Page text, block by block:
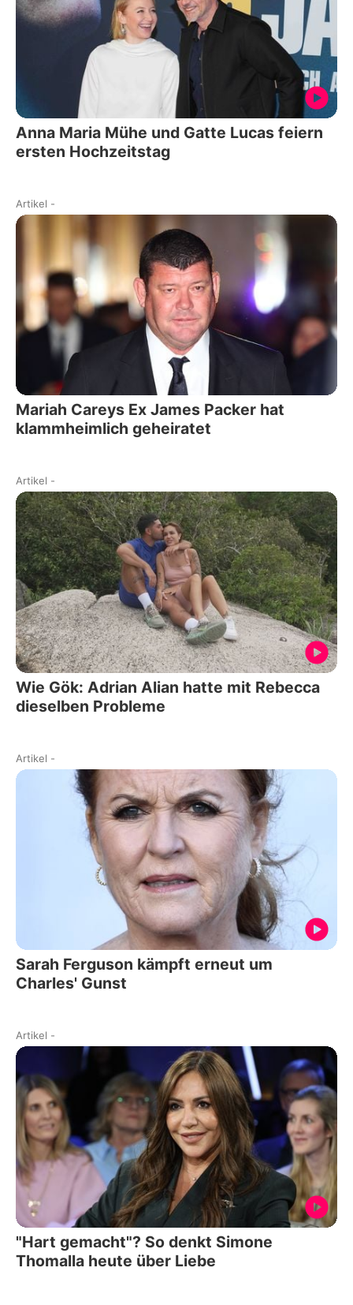
Anna Maria Mühe und Gatte Lucas feiern
ersten Hochzeitstag
Artikel -
Mariah Careys Ex James Packer hat
klammheimlich geheiratet
Artikel -
Wie Gök: Adrian Alian hatte mit Rebecca
dieselben Probleme
Artikel -
Sarah Ferguson kämpft erneut um
Charles' Gunst
Artikel -
"Hart gemacht"? So denkt Simone
Thomalla heute über Liebe